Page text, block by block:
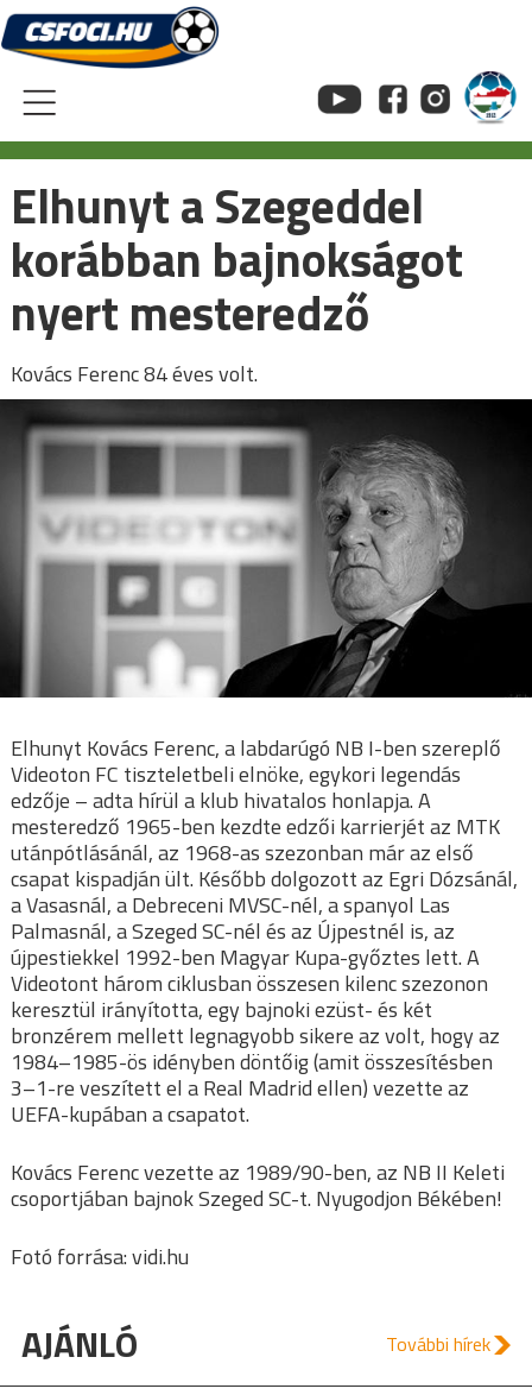
Skip
to
content
Elhunyt a Szegeddel
korábban bajnokságot
nyert mesteredző
Kovács Ferenc 84 éves volt.
Elhunyt Kovács Ferenc, a labdarúgó NB I-ben szereplő
Videoton FC tiszteletbeli elnöke, egykori legendás
edzője – adta hírül a klub hivatalos honlapja. A
mesteredző 1965-ben kezdte edzői karrierjét az MTK
utánpótlásánál, az 1968-as szezonban már az első
csapat kispadján ült. Később dolgozott az Egri Dózsánál,
a Vasasnál, a Debreceni MVSC-nél, a spanyol Las
Palmasnál, a Szeged SC-nél és az Újpestnél is, az
újpestiekkel 1992-ben Magyar Kupa-győztes lett. A
Videotont három ciklusban összesen kilenc szezonon
keresztül irányította, egy bajnoki ezüst- és két
bronzérem mellett legnagyobb sikere az volt, hogy az
1984–1985-ös idényben döntőig (amit összesítésben
3–1-re veszített el a Real Madrid ellen) vezette az
UEFA-kupában a csapatot.
Kovács Ferenc vezette az 1989/90-ben, az NB II Keleti
csoportjában bajnok Szeged SC-t. Nyugodjon Békében!
Fotó forrása: vidi.hu
AJÁNLÓ További hírek